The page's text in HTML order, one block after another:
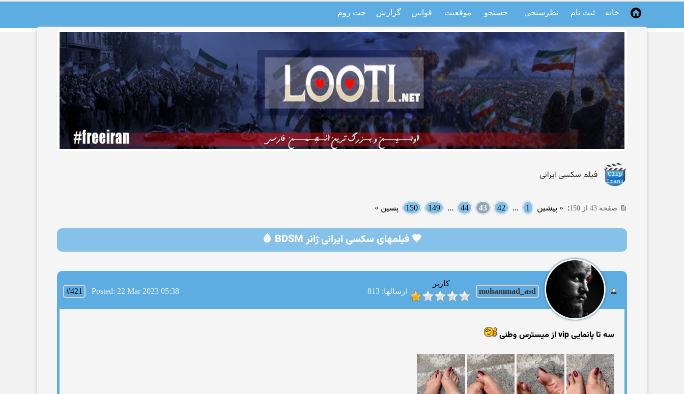
خانه ثبت نام نظرسنجی جستجو موقعیت قوانین گزارش چت روم
فیلم سکسی ایرانی
صفحه 43 از 150 : « پیشین 1
...
42
43
44
...
149
150 پسین »
🖤 فیلمهای سکسی ایرانی ژانر BDSM 🩸
mohammad_asd
کاربر
ارسالها: 813
#421 Posted: 22 Mar 2023 05:38
سه تا پانمایی vip از میسترس وطنی